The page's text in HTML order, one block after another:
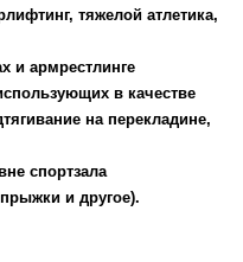
тяжелой атлетика,
и армрестлинге
в качестве
на перекладине,
спортзала
и другое).